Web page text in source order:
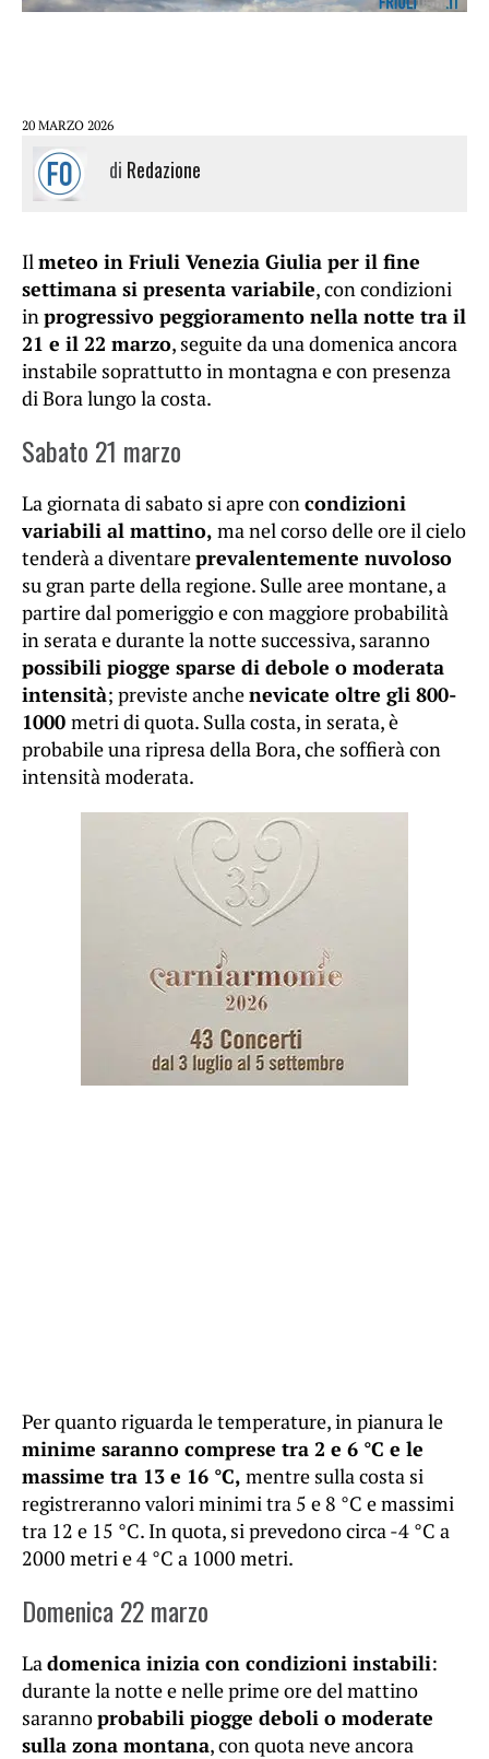
20 MARZO 2026
di Redazione
Ilmeteo in Friuli Venezia Giulia per il fine
settimana si presenta variabile, con condizioni
inprogressivo peggioramento nella notte tra il
21 e il 22 marzo, seguite da una domenica ancora
instabile soprattutto in montagna e con presenza
di Bora lungo la costa.
Sabato 21 marzo
La giornata di sabato si apre concondizioni
variabili al mattino, ma nel corso delle ore il cielo
tenderà a diventareprevalentemente nuvoloso
su gran parte della regione. Sulle aree montane, a
partire dal pomeriggio e con maggiore probabilità
in serata e durante la notte successiva, saranno
possibili piogge sparse di debole o moderata
intensità; previste anchenevicate oltre gli 800-
1000 metri di quota. Sulla costa, in serata, è
probabile una ripresa della Bora, che soffierà con
intensità moderata.
Per quanto riguarda le temperature, in pianura le
minime saranno comprese tra 2 e 6 °C e le
massime tra 13 e 16 °C, mentre sulla costa si
registreranno valori minimi tra 5 e 8 °C e massimi
tra 12 e 15 °C. In quota, si prevedono circa -4 °C a
2000 metri e 4 °C a 1000 metri.
Domenica 22 marzo
Ladomenica inizia con condizioni instabili:
durante la notte e nelle prime ore del mattino
sarannoprobabili piogge deboli o moderate
sulla zona montana, con quota neve ancora